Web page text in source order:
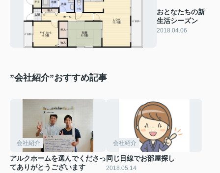
おとなたちの新
生活シーズン
2018.04.06
”会社紹介”おすすめ記事
会社紹介
アルクホームを選んでくださっ
てありがとうございます
会社紹介
同じ目線でお部屋探し
2018.05.14